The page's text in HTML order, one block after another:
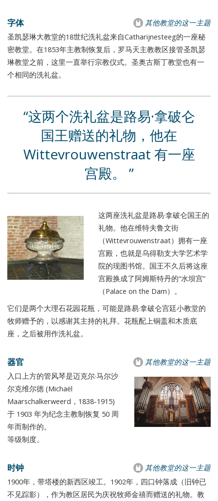
其他教堂的这一主题
字体
圣凯瑟琳大教堂的18世纪洗礼盆来自Catharijnesteeg的一座秘
密教堂。在1853年主教制恢复后，罗马天主教教区接管圣凯瑟
琳教堂之前，这里一直举行宗教仪式。圣奥古斯丁教堂也有一
个相同的洗礼盆。
这两个洗礼盆是路易·拿破仑
国王赠送的礼物，他在
Wittevrouwenstraat 有一座
宫殿。
这两座洗礼盆是路易·拿破仑国王的
礼物。他在维特夫鲁文街
（Wittevrouwenstraat）拥有一座
宫殿，也就是乌得勒支大学艺术学
院的现图书馆。国王不久后将这座
宫殿换成了阿姆斯特丹的“水坝宫”
（Palace on the Dam）。
它们是两个大理石花园花瓶，可能是路易·拿破仑宫廷小教堂的
牧师赠予的，以感谢其主持的礼拜。花瓶配上铜盖和木质底
座，之后被用作洗礼盆。
其他教堂的这一主题
器官
入口上方的管风琴是迈克尔·马尔沙
尔克维尔德 (Michaël
Maarschalkerweerd，1838-1915)
于 1903 年为纪念主教制恢复 50 周
年而制作的。
等级制度。
其他教堂的这一主题
时钟
1900年，带塔楼的新西区竣工。1902年，四口钟落成（旧钟已
不见踪影），作为教区居民为庆祝牧师金禧而赠送的礼物。教